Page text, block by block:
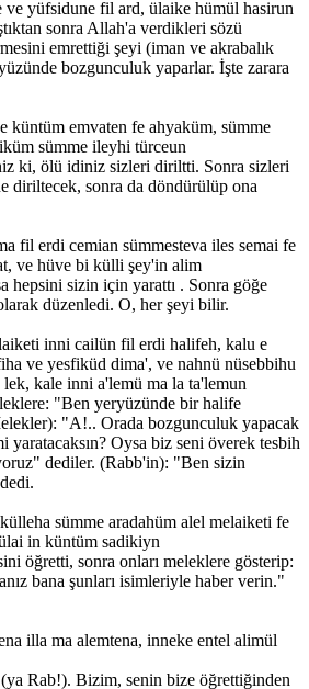
ve yüfsidune fil ard, ülaike hümül hasirun
sonra Allah'a verdikleri sözü
emrettiği şeyi (iman ve akrabalık
bozgunculuk yaparlar. İşte zarara
küntüm emvaten fe ahyaküm, sümme
sümme ileyhi türceun
ki, ölü idiniz sizleri diriltti. Sonra sizleri
diriltecek, sonra da döndürülüp ona
fil erdi cemian sümmesteva iles semai fe
ve hüve bi külli şey'in alim
hepsini sizin için yarattı . Sonra göğe
düzenledi. O, her şeyi bilir.
inni cailün fil erdi halifeh, kalu e
ve yesfiküd dima', ve nahnü nüsebbihu
kale inni a'lemü ma la ta'lemun
"Ben yeryüzünde bir halife
"A!.. Orada bozgunculuk yapacak
Oysa biz seni överek tesbih
dediler. (Rabb'in): "Ben sizin
sümme aradahüm alel melaiketi fe
in küntüm sadikiyn
öğretti, sonra onları meleklere gösterip:
bana şunları isimleriyle haber verin."
illa ma alemtena, inneke entel alimül
Rab!). Bizim, senin bize öğrettiğinden